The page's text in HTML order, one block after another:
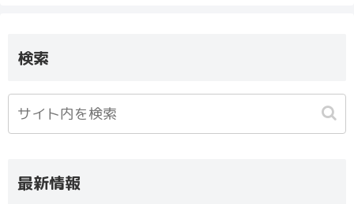
検索
最新情報